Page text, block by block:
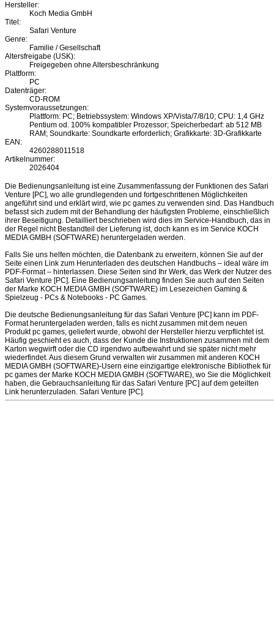
Hersteller:
Koch Media GmbH
Titel:
Safari Venture
Genre:
Familie / Gesellschaft
Altersfreigabe (USK):
Freigegeben ohne Altersbeschränkung
Plattform:
PC
Datenträger:
CD-ROM
Systemvoraussetzungen:
Plattform: PC; Betriebssystem: Windows XP/Vista/7/8/10; CPU: 1,4 GHz
Pentium od. 100% kompatibler Prozessor; Speicherbedarf: ab 512 MB
RAM; Soundkarte: Soundkarte erforderlich; Grafikkarte: 3D-Grafikkarte
EAN:
4260288011518
Artikelnummer:
2026404
Die Bedienungsanleitung ist eine Zusammenfassung der Funktionen des Safari
Venture [PC], wo alle grundlegenden und fortgeschrittenen Möglichkeiten
angeführt sind und erklärt wird, wie pc games zu verwenden sind. Das Handbuch
befasst sich zudem mit der Behandlung der häufigsten Probleme, einschließlich
ihrer Beseitigung. Detailliert beschrieben wird dies im Service-Handbuch, das in
der Regel nicht Bestandteil der Lieferung ist, doch kann es im Service KOCH
MEDIA GMBH (SOFTWARE) heruntergeladen werden.
Falls Sie uns helfen möchten, die Datenbank zu erweitern, können Sie auf der
Seite einen Link zum Herunterladen des deutschen Handbuchs – ideal wäre im
PDF-Format – hinterlassen. Diese Seiten sind Ihr Werk, das Werk der Nutzer des
Safari Venture [PC]. Eine Bedienungsanleitung finden Sie auch auf den Seiten
der Marke KOCH MEDIA GMBH (SOFTWARE) im Lesezeichen Gaming &
Spielzeug - PCs & Notebooks - PC Games.
Die deutsche Bedienungsanleitung für das Safari Venture [PC] kann im PDF-
Format heruntergeladen werden, falls es nicht zusammen mit dem neuen
Produkt pc games, geliefert wurde, obwohl der Hersteller hierzu verpflichtet ist.
Häufig geschieht es auch, dass der Kunde die Instruktionen zusammen mit dem
Karton wegwirft oder die CD irgendwo aufbewahrt und sie später nicht mehr
wiederfindet. Aus diesem Grund verwalten wir zusammen mit anderen KOCH
MEDIA GMBH (SOFTWARE)-Usern eine einzigartige elektronische Bibliothek für
pc games der Marke KOCH MEDIA GMBH (SOFTWARE), wo Sie die Möglichkeit
haben, die Gebrauchsanleitung für das Safari Venture [PC] auf dem geteilten
Link herunterzuladen. Safari Venture [PC].